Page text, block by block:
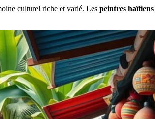
culturel riche et varié. Les peintres haïtiens